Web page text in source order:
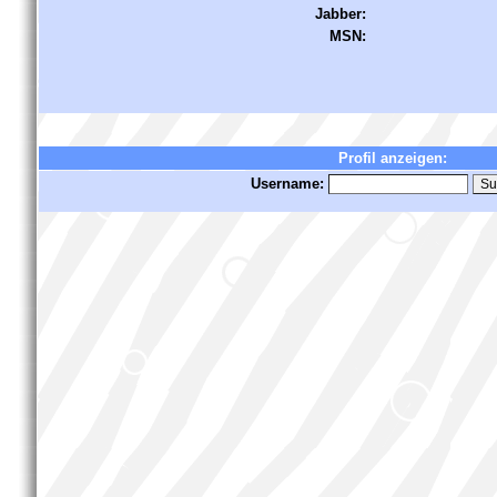
Jabber:
MSN:
Profil anzeigen:
Username: